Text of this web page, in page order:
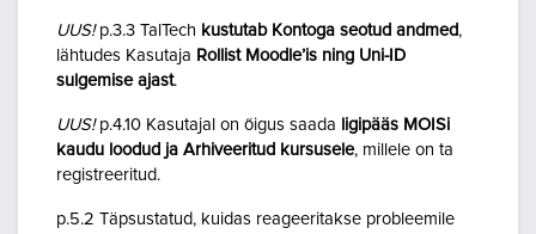
UUS!p.3.3 TalTech kustutab Kontoga seotud andmed,
lähtudes Kasutaja Rollist Moodle’is ning Uni-ID
sulgemise ajast.
UUS!p.4.10 Kasutajal on õigus saada ligipääs MOISi
kaudu loodud ja Arhiveeritud kursusele, millele on ta
registreeritud.
p.5.2 Täpsustatud, kuidas reageeritakse probleemile